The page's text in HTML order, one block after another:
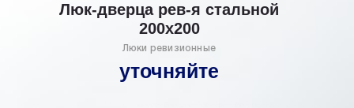
Люк-дверца рев-я стальной
200х200
Люки ревизионные
уточняйте